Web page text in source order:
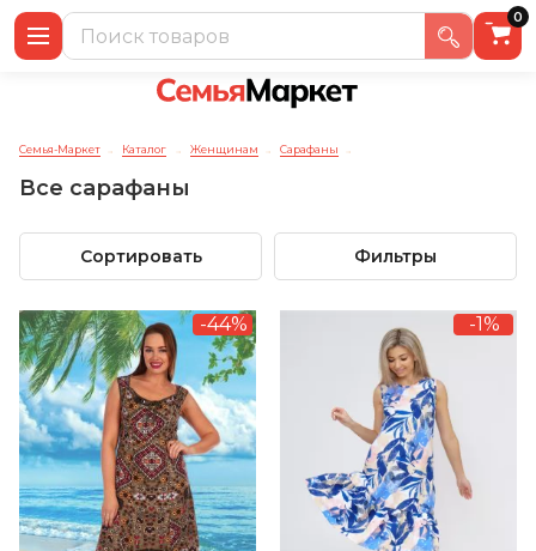
0
Семья-Маркет → Каталог → Женщинам → Сарафаны →
Все сарафаны
Сортировать Фильтры
-44% -1%